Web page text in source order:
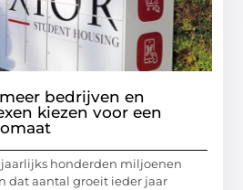
bedrijven en
kiezen voor een
honderden miljoenen
dat aantal groeit ieder jaar